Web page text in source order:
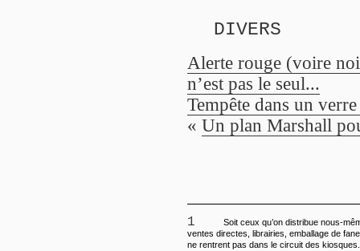
DIVERS
Alerte rouge (voire
n’est pas le seul...
Tempête dans un
« Un plan Marshall
1
Soit ceux qu’on distribue nous-
ventes directes, librairies, emballage de
ne rentrent pas dans le circuit des kiosques.